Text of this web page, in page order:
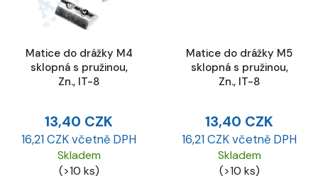
Matice do drážky M4
sklopná s pružinou,
Zn., IT-8
13,40 CZK
16,21 CZK včetně DPH
Skladem
(>10 ks)
Matice do drážky M5
sklopná s pružinou,
Zn., IT-8
13,40 CZK
16,21 CZK včetně DPH
Skladem
(>10 ks)